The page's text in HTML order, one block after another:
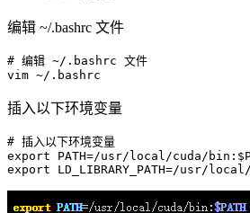
编辑 ~/.bashrc 文件
# 编辑 ~/.bashrc 文件
vim
插入以下环境变量
# 插入以下环境变量
export PATH=/usr/local /cuda/bin:
export LD_LIBRARY_PATH=/usr/local